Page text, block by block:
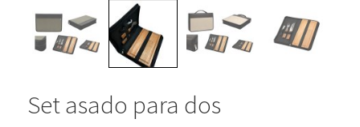
Set asado para dos